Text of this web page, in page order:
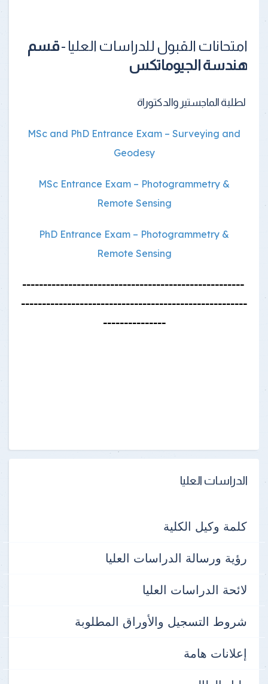
امتحانات القبول للدراسات العليا -قسم
هندسة الجيوماتكس
لطلبة الماجستير والدكتوراة
MSc and PhD Entrance Exam – Surveying and
Geodesy
MSc Entrance Exam – Photogrammetry &
Remote Sensing
PhD Entrance Exam – Photogrammetry &
Remote Sensing
-----------------------------------------------------
------------------------------------------------------
---------------
الدراسات العليا
كلمة وكيل الكلية
رؤية ورسالة الدراسات العليا
لائحة الدراسات العليا
شروط التسجيل والأوراق المطلوبة
إعلانات هامة